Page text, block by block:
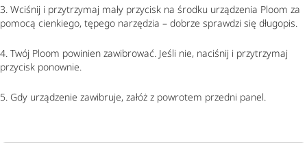
3. Wciśnij i przytrzymaj mały przycisk na środku urządzenia Ploom za
pomocą cienkiego, tępego narzędzia – dobrze sprawdzi się długopis.
4. Twój Ploom powinien zawibrować. Jeśli nie, naciśnij i przytrzymaj
przycisk ponownie.
5. Gdy urządzenie zawibruje, załóż z powrotem przedni panel.